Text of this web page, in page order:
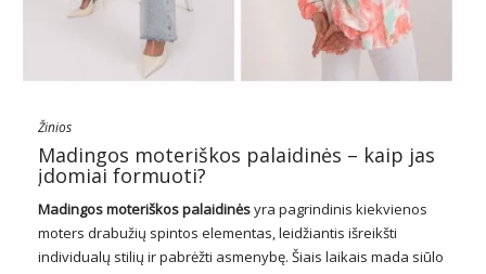
Žinios
Madingos moteriškos palaidinės – kaip jas
įdomiai formuoti?
Madingos moteriškos palaidinėsyra pagrindinis kiekvienos
moters drabužių spintos elementas, leidžiantis išreikšti
individualų stilių ir pabrėžti asmenybę. Šiais laikais mada siūlo